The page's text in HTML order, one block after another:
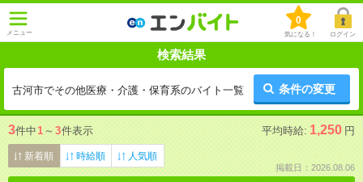
メニュー
0
気になる！ ログイン
検索結果
古河市でその他医療・介護・保育系のバイト一覧 条件の変更
3件中1 ～ 3件表示 平均時給: 1,250 円
新着順 時給順 人気順
掲載日：2026.08.06